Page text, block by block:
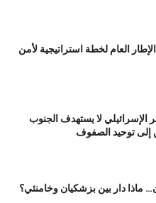
الإطار العام لخطة استراتيجية لأمن
الإسرائيلي لا يستهدف الجنوب
إلى توحيد الصفوف
ماذا دار بين بزشكيان وخامنئي؟